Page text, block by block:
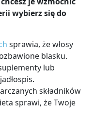
wybierz się do
sprawia, że włosy
blasku.
lub
składników
sprawi, że Twoje